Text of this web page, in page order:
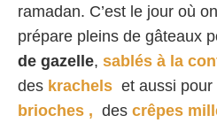
ramadan. C’est le jour où
prépare pleins de gâteaux
de gazelle, sablés à la
des krachels et aussi
brioches , des crêpes